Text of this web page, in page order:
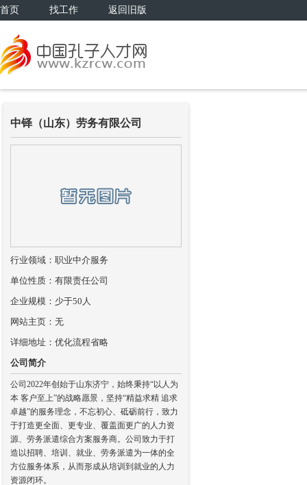
首页 找工作 返回旧版
中铎（山东）劳务有限公司
行业领域：职业中介服务
单位性质：有限责任公司
企业规模：少于50人
网站主页：无
详细地址：优化流程省略
公司简介
公司2022年创始于山东济宁，始终秉持“以人为
本 客户至上”的战略愿景，坚持“精益求精 追求
卓越”的服务理念，不忘初心、砥砺前行，致力
于打造更全面、更专业、覆盖面更广的人力资
源、劳务派遣综合方案服务商。公司致力于打
造以招聘、培训、就业、劳务派遣为一体的全
方位服务体系，从而形成从培训到就业的人力
资源闭环。